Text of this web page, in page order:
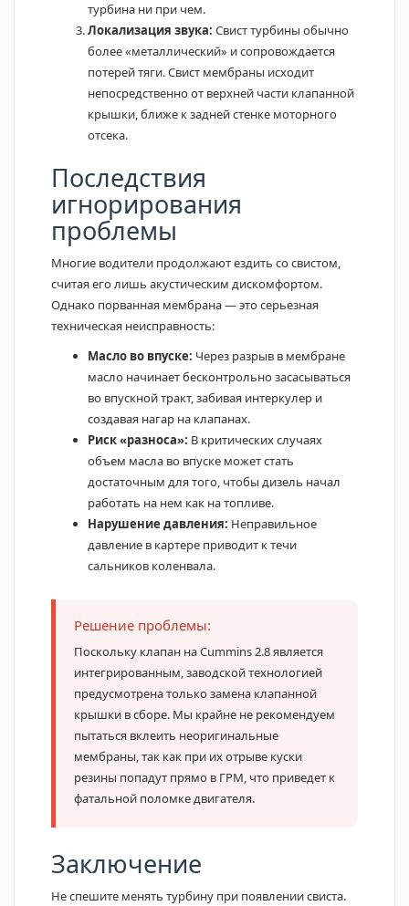
турбина ни при чем.
Локализация звука: Свист турбины обычно
более «металлический» и сопровождается
потерей тяги. Свист мембраны исходит
непосредственно от верхней части клапанной
крышки, ближе к задней стенке моторного
отсека.
Последствия
игнорирования
проблемы
Многие водители продолжают ездить со свистом,
считая его лишь акустическим дискомфортом.
Однако порванная мембрана — это серьезная
техническая неисправность:
Масло во впуске: Через разрыв в мембране
масло начинает бесконтрольно засасываться
во впускной тракт, забивая интеркулер и
создавая нагар на клапанах.
Риск «разноса»: В критических случаях
объем масла во впуске может стать
достаточным для того, чтобы дизель начал
работать на нем как на топливе.
Нарушение давления: Неправильное
давление в картере приводит к течи
сальников коленвала.
Решение проблемы:
Поскольку клапан на Cummins 2.8 является
интегрированным, заводской технологией
предусмотрена только замена клапанной
крышки в сборе. Мы крайне не рекомендуем
пытаться вклеить неоригинальные
мембраны, так как при их отрыве куски
резины попадут прямо в ГРМ, что приведет к
фатальной поломке двигателя.
Заключение
Не спешите менять турбину при появлении свиста.